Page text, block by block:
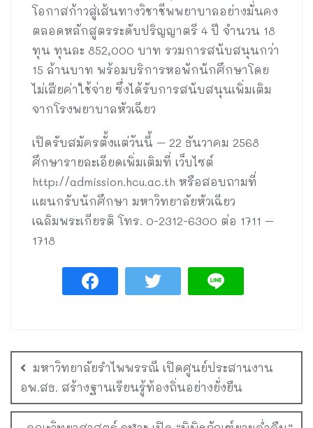
โอกาสก้าวสู่เส้นทางวิชาชีพพยาบาลอย่างมั่นคง
ตลอดหลักสูตรระดับปริญญาตรี 4 ปี จำนวน 18
ทุน ทุนละ 852,000 บาท รวมการสนับสนุนกว่า
15 ล้านบาท พร้อมบริการหอพักนักศึกษาโดย
ไม่เสียค่าใช้จ่าย ซึ่งได้รับการสนับสนุนเพิ่มเติม
จากโรงพยาบาลหัวเฉียว
เปิดรับสมัครตั้งแต่วันนี้ – 22 ธันวาคม 2568
ศึกษารายละเอียดเพิ่มเติมที่ เว็บไซต์
http://admission.hcu.ac.th หรือสอบถามที่
แผนกรับนักศึกษา มหาวิทยาลัยหัวเฉียว
เฉลิมพระเกียรติ โทร. 0-2312-6300 ต่อ 1711 –
1718
มหาวิทยาลัยรำไพพรรณี เปิดศูนย์ประสานงาน
อพ.สธ. สร้างฐานเรียนรู้ท้องถิ่นอย่างยั่งยืน